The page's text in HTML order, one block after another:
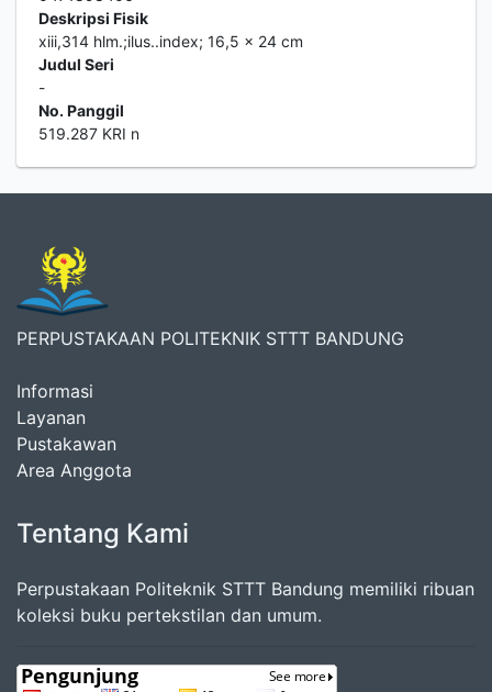
Deskripsi Fisik
xiii,314 hlm.;ilus..index; 16,5 x 24 cm
Judul Seri
-
No. Panggil
519.287 KRI n
PERPUSTAKAAN POLITEKNIK STTT BANDUNG
Informasi
Layanan
Pustakawan
Area Anggota
Tentang Kami
Perpustakaan Politeknik STTT Bandung memiliki ribuan
koleksi buku pertekstilan dan umum.